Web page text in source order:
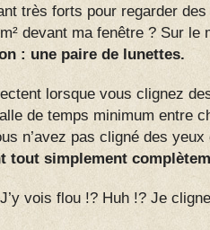
très forts pour regarder
devant ma fenêtre ? Sur
: une paire de lunettes.
lorsque vous clignez
de temps minimum entre
n’avez pas cligné des
tout simplement
vois flou !? Huh !? Je